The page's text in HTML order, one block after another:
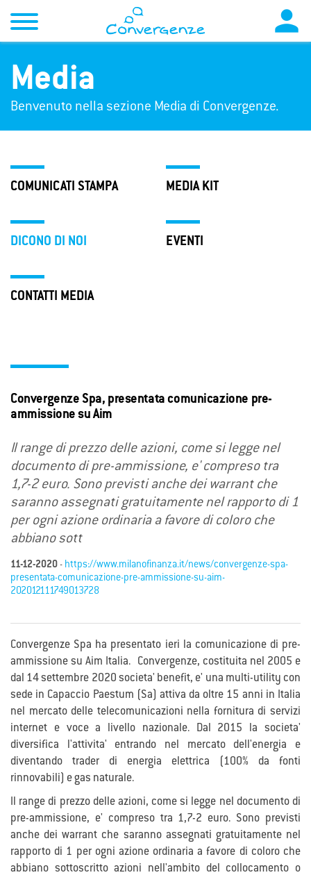

Media
Benvenuto nella sezione Media di Convergenze.
COMUNICATI STAMPA MEDIA KIT
DICONO DI NOI EVENTI
CONTATTI MEDIA
Convergenze Spa, presentata comunicazione pre-
ammissione su Aim
Il range di prezzo delle azioni, come si legge nel
documento di pre-ammissione, e' compreso tra
1,7-2 euro. Sono previsti anche dei warrant che
saranno assegnati gratuitamente nel rapporto di 1
per ogni azione ordinaria a favore di coloro che
abbiano sott
11-12-2020 - https://www.milanofinanza.it/news/convergenze-spa-
presentata-comunicazione-pre-ammissione-su-aim-
202012111749013728
Convergenze Spa ha presentato ieri la comunicazione di pre-
ammissione su Aim Italia. Convergenze, costituita nel 2005 e
dal 14 settembre 2020 societa' benefit, e' una multi-utility con
sede in Capaccio Paestum (Sa) attiva da oltre 15 anni in Italia
nel mercato delle telecomunicazioni nella fornitura di servizi
internet e voce a livello nazionale. Dal 2015 la societa'
diversifica l'attivita' entrando nel mercato dell'energia e
diventando trader di energia elettrica (100% da fonti
rinnovabili) e gas naturale.
Il range di prezzo delle azioni, come si legge nel documento di
pre-ammissione, e' compreso tra 1,7-2 euro. Sono previsti
anche dei warrant che saranno assegnati gratuitamente nel
rapporto di 1 per ogni azione ordinaria a favore di coloro che
abbiano sottoscritto azioni nell'ambito del collocamento o